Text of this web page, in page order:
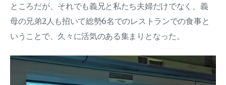
ところだが、それでも義兄と私たち夫婦だけでなく、義
母の兄弟2人も招いて総勢6名でのレストランでの食事と
いうことで、久々に活気のある集まりとなった。